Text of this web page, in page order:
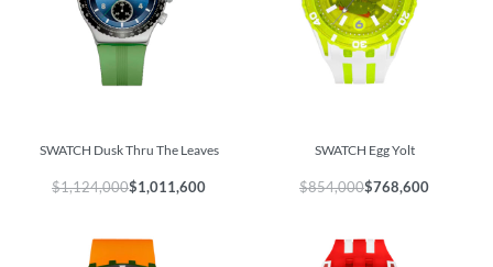
SWATCH Dusk Thru The Leaves
$1,124,000$1,011,600
SWATCH Egg Yolt
$854,000$768,600